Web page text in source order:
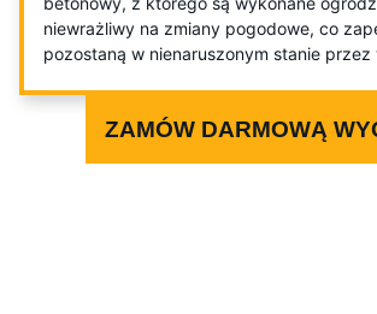
niewrażliwy na zmiany pogodowe, co
pozostaną w nienaruszonym stanie przez
ZAMÓW DARMOWĄ